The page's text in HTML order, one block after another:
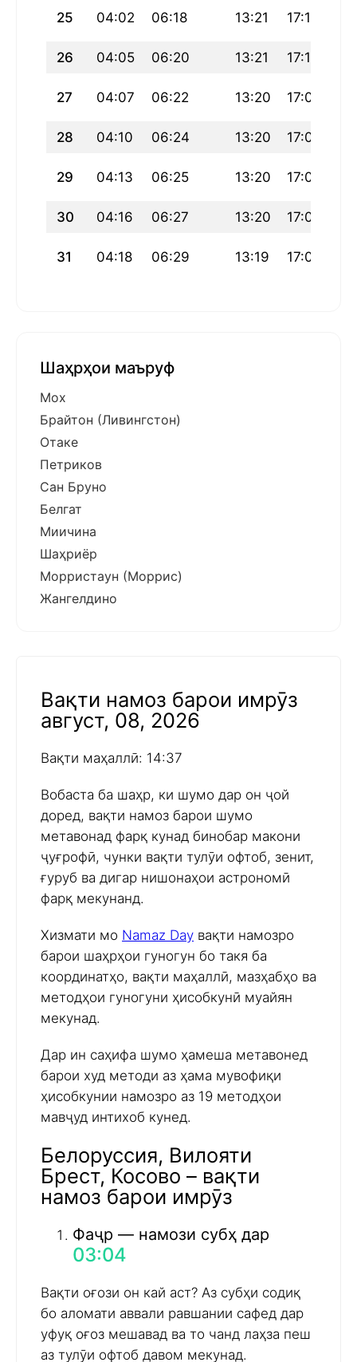
25 04:02 06:18 13:21 17:11
26 04:05 06:20 13:21 17:10
27 04:07 06:22 13:20 17:09
28 04:10 06:24 13:20 17:07
29 04:13 06:25 13:20 17:06
30 04:16 06:27 13:20 17:05
31 04:18 06:29 13:19 17:03
Шаҳрҳои маъруф
Мох
Брайтон (Ливингстон)
Отаке
Петриков
Сан Бруно
Белгат
Миичина
Шаҳриёр
Морристаун (Моррис)
Жангелдино
Вақти намоз барои имрӯз
август, 08, 2026
Вақти маҳаллӣ: 14:37
Вобаста ба шаҳр, ки шумо дар он ҷой
доред, вақти намоз барои шумо
метавонад фарқ кунад бинобар макони
ҷуғрофӣ, чунки вақти тулӯи офтоб, зенит,
ғуруб ва дигар нишонаҳои астрономӣ
фарқ мекунанд.
Хизмати мо Namaz Day вақти намозро
барои шаҳрҳои гуногун бо такя ба
координатҳо, вақти маҳаллӣ, мазҳабҳо ва
методҳои гуногуни ҳисобкунӣ муайян
мекунад.
Дар ин саҳифа шумо ҳамеша метавонед
барои худ методи аз ҳама мувофиқи
ҳисобкунии намозро аз 19 методҳои
мавҷуд интихоб кунед.
Белоруссия, Вилояти
Брест, Косово – вақти
намоз барои имрӯз
Фаҷр — намози субҳ дар
03:04
Вақти оғози он кай аст? Аз субҳи содиқ
бо аломати аввали равшании сафед дар
уфуқ оғоз мешавад ва то чанд лаҳза пеш
аз тулӯи офтоб давом мекунад.